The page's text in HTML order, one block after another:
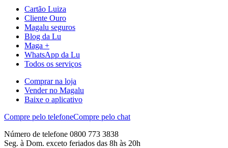
Cartão Luiza
Cliente Ouro
Magalu seguros
Blog da Lu
Maga +
WhatsApp da Lu
Todos os serviços
Comprar na loja
Vender no Magalu
Baixe o aplicativo
Compre pelo telefoneCompre pelo chat
Número de telefone 0800 773 3838
Seg. à Dom. exceto feriados das 8h às 20h